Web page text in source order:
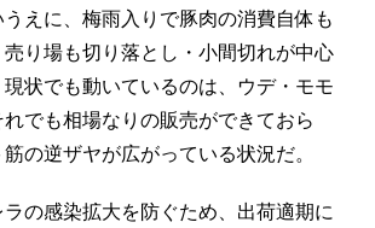
えに、梅雨入りで豚肉の消費自体も
り場も切り落とし・小間切れが中心
状でも動いているのは、ウデ・モモ
でも相場なりの販売ができておら
の逆ザヤが広がっている状況だ。
の感染拡大を防ぐため、出荷適期に